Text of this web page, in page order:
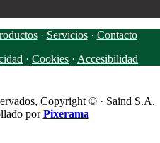
· Servicios· Contacto
· Cookies · Accesibilidad
Copyright © · Saind S.A.
porPixerama